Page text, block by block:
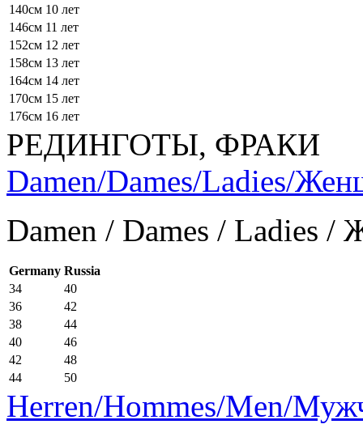
140см 10 лет
146см 11 лет
152см 12 лет
158см 13 лет
164см 14 лет
170см 15 лет
176см 16 лет
РЕДИНГОТЫ, ФРАКИ
Damen/Dames/Ladies/
Damen / Dames / Ladies
Germany Russia
34
40
36
42
38
44
40
46
42
48
44
50
Herren/Hommes/Men/